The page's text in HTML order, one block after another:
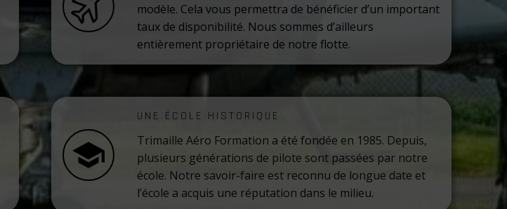
modèle. Cela vous permettra de bénéficier d’un important
taux de disponibilité. Nous sommes d’ailleurs
entièrement propriétaire de notre flotte.
UNE ÉCOLE HISTORIQUE
Trimaille Aéro Formation a été fondée en 1985. Depuis,
plusieurs générations de pilote sont passées par notre
école. Notre savoir-faire est reconnu de longue date et
l’école a acquis une réputation dans le milieu.